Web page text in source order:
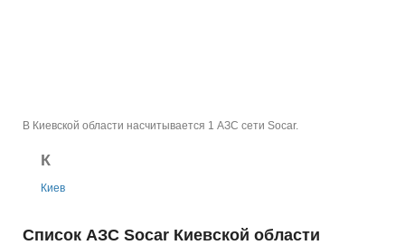
В Киевской области насчитывается 1 АЗС сети Socar.
К
Киев
Список АЗС Socar Киевской области